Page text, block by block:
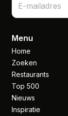
Menu
Home
Zoeken
Restaurants
Top 500
Nieuws
Inspiratie